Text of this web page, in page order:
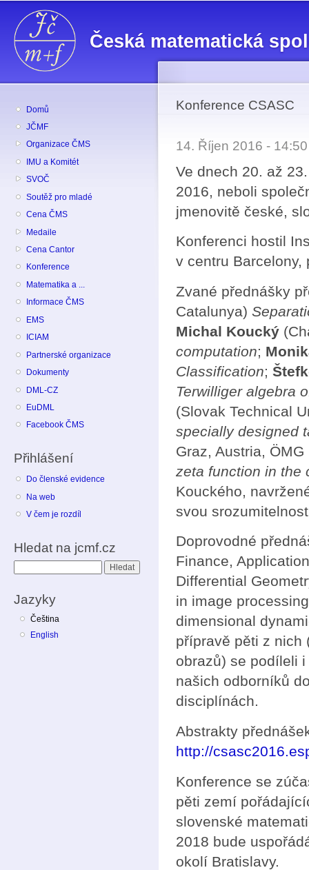
Česká matematická
Domů
JČMF
Organizace ČMS
IMU a Komitét
SVOČ
Soutěž pro mladé
Cena ČMS
Medaile
Cena Cantor
Konference
Matematika a ...
Informace ČMS
EMS
ICIAM
Partnerské organizace
Dokumenty
DML-CZ
EuDML
Facebook ČMS
Přihlášení
Do členské evidence
Na web
V čem je rozdíl
Hledat na jcmf.cz
Jazyky
Čeština
English
Konference CSASC
14. Říjen 2016 -
Ve dnech 20. až
2016, neboli
jmenovitě české,
Konferenci hostil
v centru Barcelony,
Zvané přednášky
Catalunya)
Michal Koucký
computation;
Classification;
Terwilliger algebra
(Slovak Technical
specially designed
Graz, Austria,
zeta function in the
Kouckého,
svou
Doprovodné
Finance,
Differential
in image
dimensional
přípravě pěti z nich
obrazů) se podíleli
našich odborníků
disciplínách.
Abstrakty
http://
Konference se
pěti zemí
slovenské
2018 bude
okolí Bratislavy.